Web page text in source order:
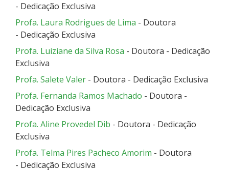
- Dedicação Exclusiva
Profa. Laura Rodrigues de Lima - Doutora
- Dedicação Exclusiva
Profa. Luiziane da Silva Rosa - Doutora - Dedicação
Exclusiva
Profa. Salete Valer - Doutora - Dedicação Exclusiva
Profa. Fernanda Ramos Machado - Doutora -
Dedicação Exclusiva
Profa. Aline Provedel Dib - Doutora - Dedicação
Exclusiva
Profa. Telma Pires Pacheco Amorim - Doutora
- Dedicação Exclusiva